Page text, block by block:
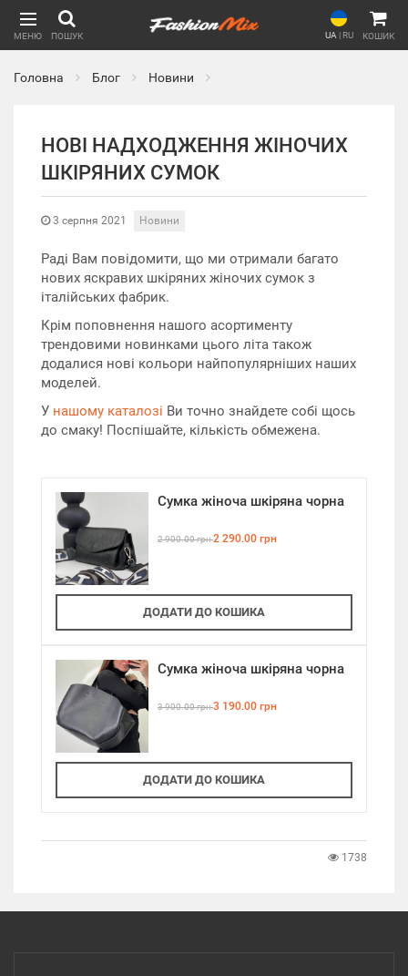
МЕНЮ ПОШУК UA | RU КОШИК
Головна Блог Новини
НОВІ НАДХОДЖЕННЯ ЖІНОЧИХ
ШКІРЯНИХ СУМОК
3 серпня 2021 Новини
Раді Вам повідомити, що ми отримали багато
нових яскравих шкіряних жіночих сумок з
італійських фабрик.
Крім поповнення нашого асортименту
трендовими новинками цього літа також
додалися нові кольори найпопулярніших наших
моделей.
У нашому каталозі Ви точно знайдете собі щось
до смаку! Поспішайте, кількість обмежена.
Сумка жіноча шкіряна чорна
2 900.00 грн2 290.00 грн
ДОДАТИ ДО КОШИКА
Сумка жіноча шкіряна чорна
3 900.00 грн3 190.00 грн
ДОДАТИ ДО КОШИКА
1738